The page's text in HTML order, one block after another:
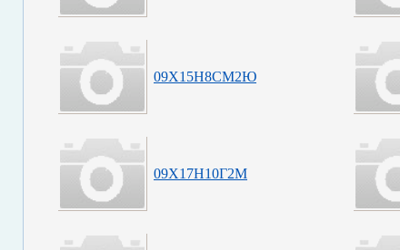
09Х15Н8СМ2Ю
09Х17Н10Г2М